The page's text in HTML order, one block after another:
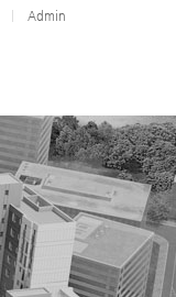
Admin